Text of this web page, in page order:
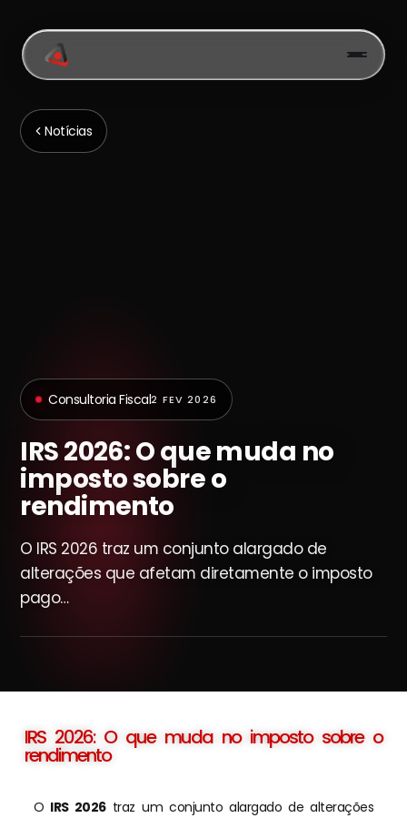
Notícias
Consultoria Fiscal2 FEV 2026
IRS 2026: O que muda no
imposto sobre o
rendimento
O IRS 2026 traz um conjunto alargado de
alterações que afetam diretamente o imposto
pago…
IRS 2026: O que muda no imposto sobre o
rendimento
O IRS 2026traz um conjunto alargado de alterações